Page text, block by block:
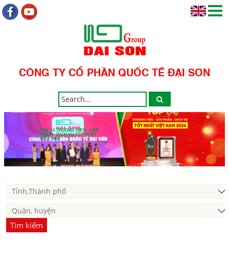
CÔNG TY CỔ PHẦN QUỐC TẾ ĐẠI SƠN
TOP 10 THƯƠNG HIỆU - SẢN
PHẨM - DỊCH VỤ TỐT NHẤT
VIỆT NAM
Tìm kiếm